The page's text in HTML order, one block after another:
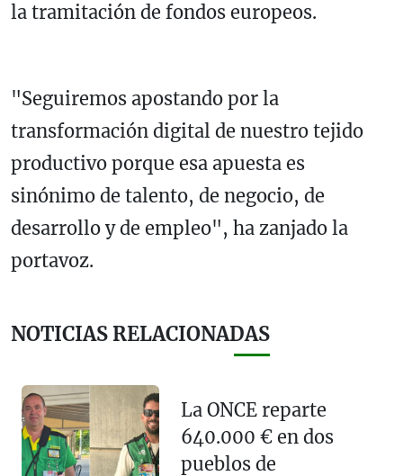
la tramitación de fondos europeos.
"Seguiremos apostando por la
transformación digital de nuestro tejido
productivo porque esa apuesta es
sinónimo de talento, de negocio, de
desarrollo y de empleo", ha zanjado la
portavoz.
NOTICIAS RELACIONADAS
La ONCE reparte
640.000 € en dos
pueblos de